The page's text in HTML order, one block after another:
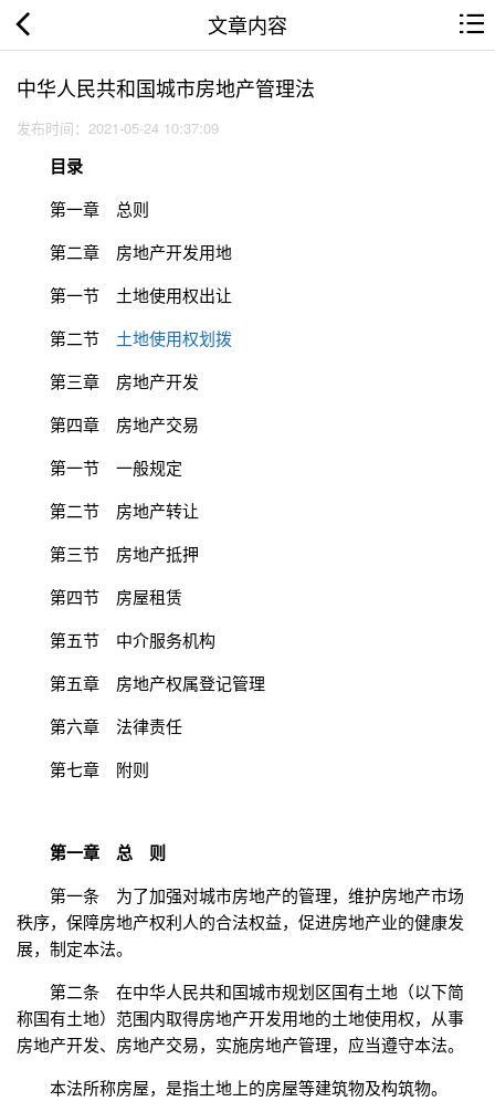
文章内容
中华人民共和国城市房地产管理法
发布时间：2021-05-24 10:37:09
目录
第一章 总则
第二章 房地产开发用地
第一节 土地使用权出让
第二节 土地使用权划拨
第三章 房地产开发
第四章 房地产交易
第一节 一般规定
第二节 房地产转让
第三节 房地产抵押
第四节 房屋租赁
第五节 中介服务机构
第五章 房地产权属登记管理
第六章 法律责任
第七章 附则
第一章 总 则
第一条 为了加强对城市房地产的管理，维护房地产市场
秩序，保障房地产权利人的合法权益，促进房地产业的健康发
展，制定本法。
第二条 在中华人民共和国城市规划区国有土地（以下简
称国有土地）范围内取得房地产开发用地的土地使用权，从事
房地产开发、房地产交易，实施房地产管理，应当遵守本法。
本法所称房屋，是指土地上的房屋等建筑物及构筑物。